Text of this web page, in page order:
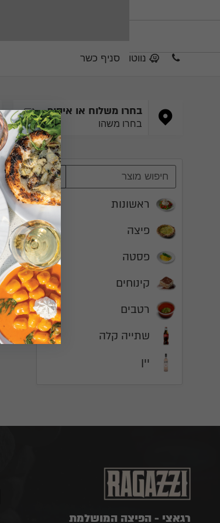
נווטו סניף כשר
בחרו משלוח או איסוף
בחרו משהו שינוי
ראשונות
פיצה
פסטה
‫קינוחים
רטבים
שתייה קלה
‫יין
רגאצי - הפיצה המושלמת